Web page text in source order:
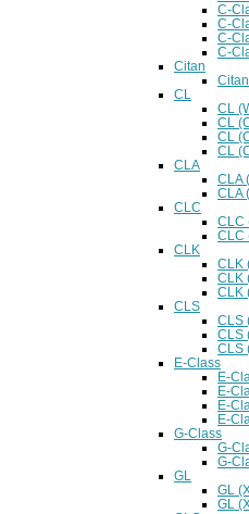
C-
C-
C-
C-
Citan
CL
CL
CL
CL
CL
CLA
CLA
CLA
CLC
CLC
CLC
CLK
CLK
CLK
CLK
CLS
CLS
CLS
CLS
E-Class
E-
E-
E-
E-
G-Class
G-
G-
GL
GL
GL